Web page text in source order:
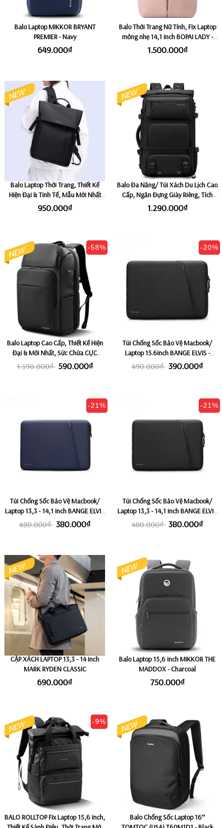
Balo Laptop MIKKOR BRYANT
PREMIER - Navy
649.000₫
Balo Thời Trang Nữ Tính, Fix Laptop
mỏng nhẹ 14,1 inch BOPAI LADY -
Pink
1.500.000₫
Balo Laptop Thời Trang, Thiết Kế
Hiện Đại & Tinh Tế, Mẫu Mới Nhất
Hiện Nay BANGE CLARENCE
950.000₫
Balo Đa Năng/ Túi Xách Du Lịch Cao
Cấp, Ngăn Đựng Giày Riêng, Tích
Hợp Khóa Số Chống Trộm BANGE
1.290.000₫
-58%
Balo Laptop Cao Cấp, Thiết Kế Hiện
Đại & Mới Nhất, Sức Chứa CỰC
KHỦNG, Ngăn Riêng Laptop 15,6 -
1.390.000₫ 590.000₫
-20%
Túi Chống Sốc Bảo Vệ Macbook/
Laptop 15.6inch BANGE ELVIS -
BLACK
490.000₫ 390.000₫
-21%
Túi Chống Sốc Bảo Vệ Macbook/
Laptop 13,3 - 14,1 inch BANGE ELVIS
- BLUE
480.000₫ 380.000₫
-21%
Túi Chống Sốc Bảo Vệ Macbook/
Laptop 13,3 - 14,1 inch BANGE ELVIS
- BLACK
480.000₫ 380.000₫
CẶP XÁCH LAPTOP 13,3 - 14 inch
MARK RYDEN CLASSIC
690.000₫
Balo Laptop 15,6 inch MIKKOR THE
MADDOX - Charcoal
750.000₫
-9%
BALO ROLLTOP Fix Laptop 15,6 inch,
Balo Chống Sốc Laptop 16″